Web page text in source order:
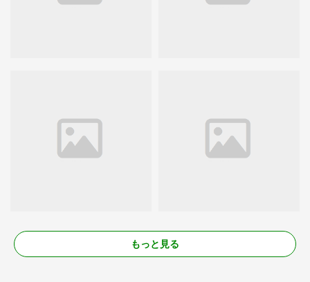
もっと見る